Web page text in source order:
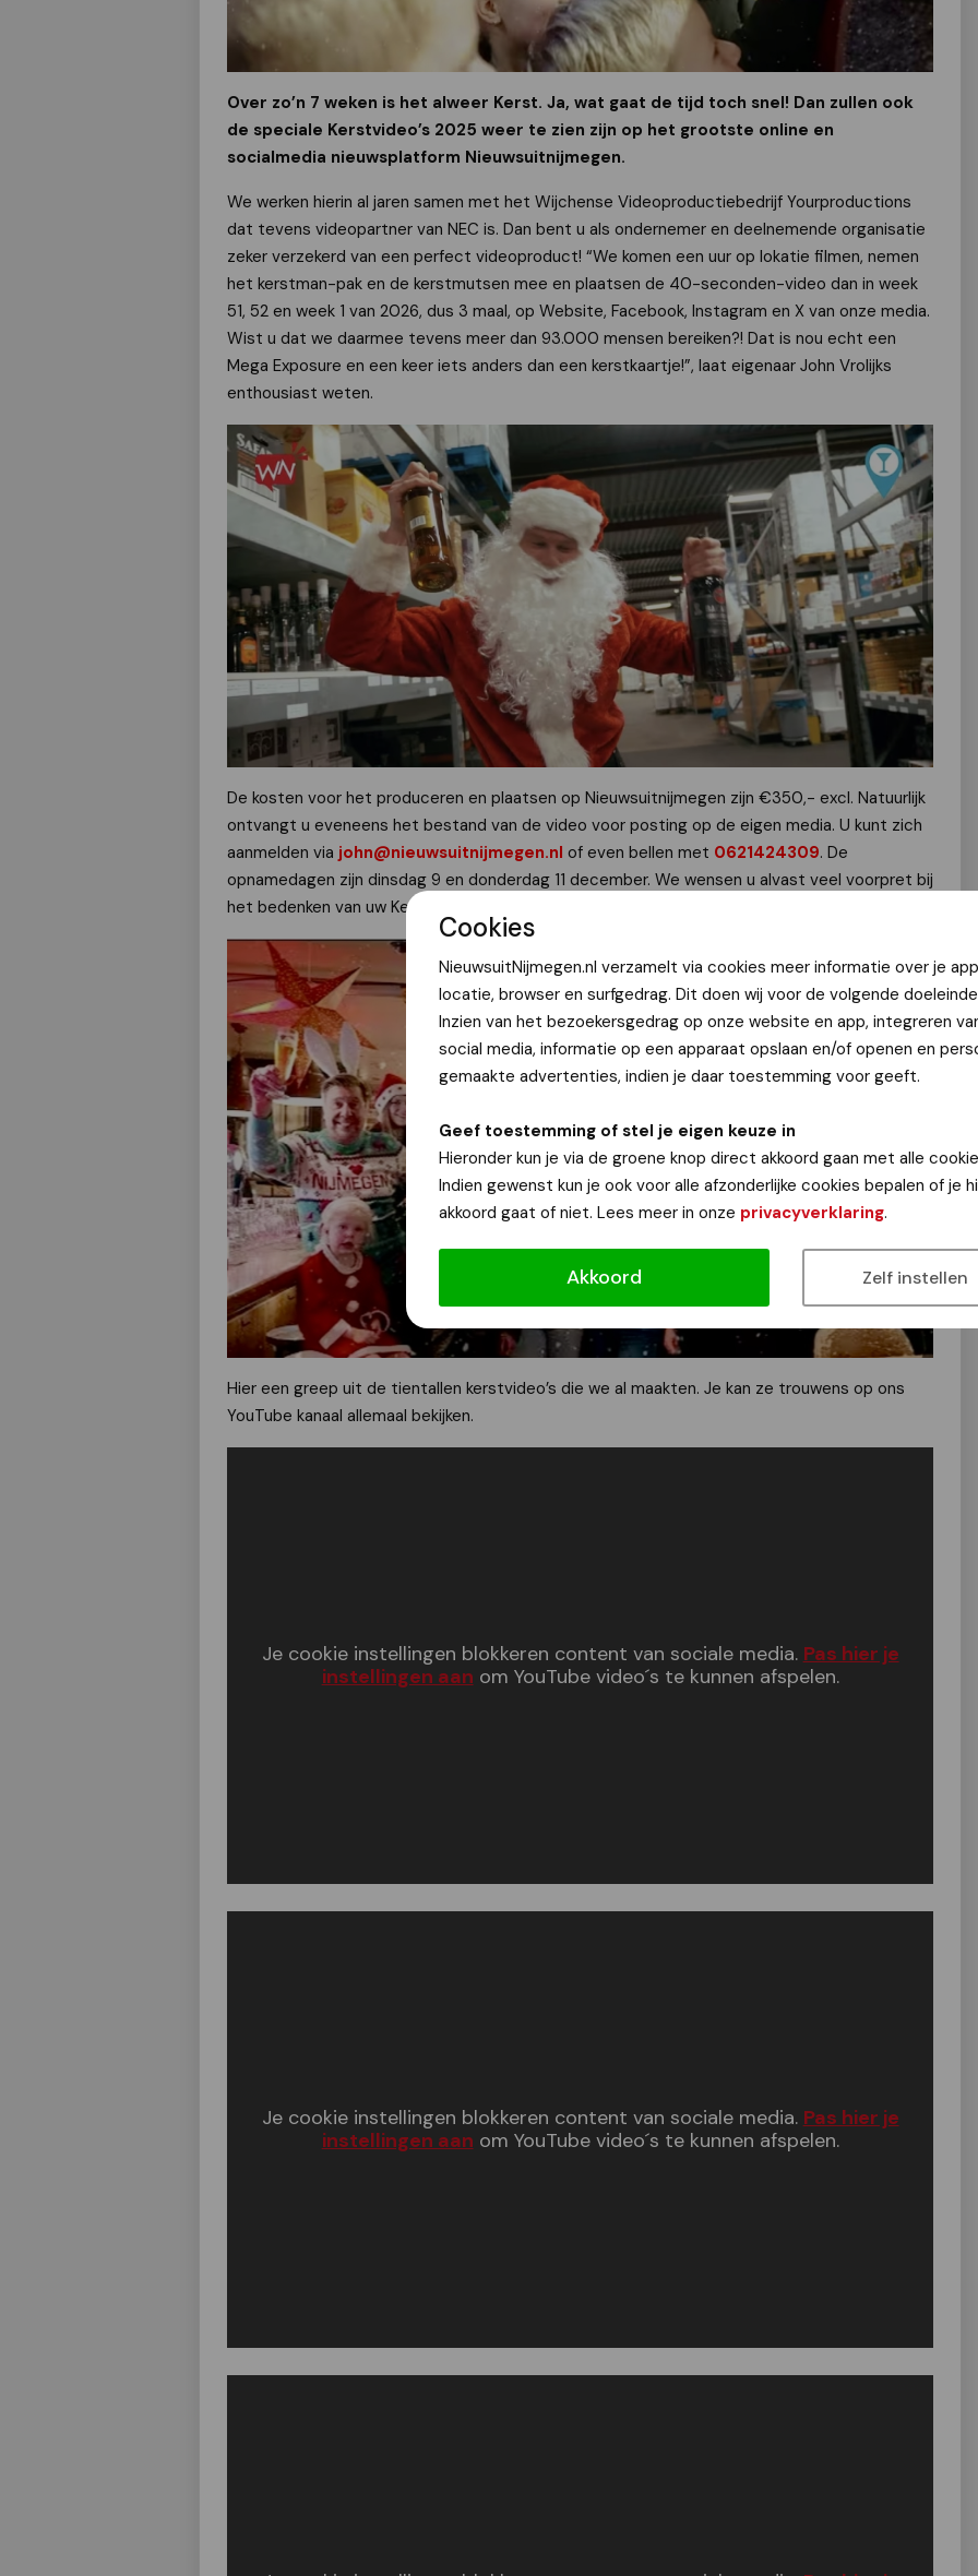
Cookies
NieuwsuitNijmegen.nl verzamelt via cookies meer informatie over je
locatie, browser en surfgedrag. Dit doen wij voor de volgende
Inzien van het bezoekersgedrag op onze website en app, integreren
social media, informatie op een apparaat opslaan en/of openen en
gemaakte advertenties, indien je daar toestemming voor geeft.
Geef toestemming of stel je eigen keuze in
Hieronder kun je via de groene knop direct akkoord gaan met alle
Indien gewenst kun je ook voor alle afzonderlijke cookies bepalen of je
akkoord gaat of niet. Lees meer in onze privacyverklaring.
Akkoord Zelf instellen
Over zo’n 7 weken is het alweer Kerst. Ja, wat gaat de tijd toch snel! Dan zullen ook
de speciale Kerstvideo’s 2025 weer te zien zijn op het grootste online en
socialmedia nieuwsplatform Nieuwsuitnijmegen.
We werken hierin al jaren samen met het Wijchense Videoproductiebedrijf Yourproductions
dat tevens videopartner van NEC is. Dan bent u als ondernemer en deelnemende organisatie
zeker verzekerd van een perfect videoproduct! “We komen een uur op lokatie filmen, nemen
het kerstman-pak en de kerstmutsen mee en plaatsen de 40-seconden-video dan in week
51, 52 en week 1 van 2026, dus 3 maal, op Website, Facebook, Instagram en X van onze media.
Wist u dat we daarmee tevens meer dan 93.000 mensen bereiken?! Dat is nou echt een
Mega Exposure en een keer iets anders dan een kerstkaartje!”, laat eigenaar John Vrolijks
enthousiast weten.
De kosten voor het produceren en plaatsen op Nieuwsuitnijmegen zijn €350,- excl. Natuurlijk
ontvangt u eveneens het bestand van de video voor posting op de eigen media. U kunt zich
aanmelden via john@nieuwsuitnijmegen.nl of even bellen met 0621424309. De
opnamedagen zijn dinsdag 9 en donderdag 11 december. We wensen u alvast veel voorpret bij
het bedenken van uw Kerstvideo 2025!
Hier een greep uit de tientallen kerstvideo’s die we al maakten. Je kan ze trouwens op ons
YouTube kanaal allemaal bekijken.
Je cookie instellingen blokkeren content van sociale media. Pas hier je
instellingen aan om YouTube video´s te kunnen afspelen.
Je cookie instellingen blokkeren content van sociale media. Pas hier je
instellingen aan om YouTube video´s te kunnen afspelen.